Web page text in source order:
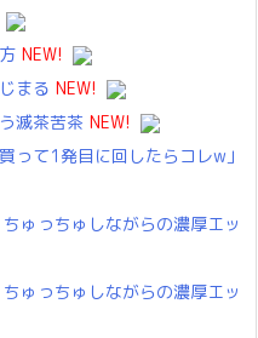
NEW!
まる NEW!
滅茶苦茶 NEW!
って1発目に回したらコレw」
ゅっちゅしながらの濃厚エッ
ゅっちゅしながらの濃厚エッ